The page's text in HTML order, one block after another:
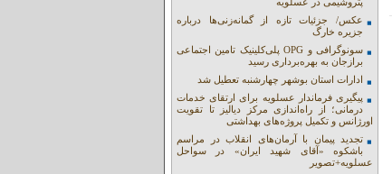
عکس/ جزئیات تازه از گمانه‌زنی‌ها درباره
جزیره خارگ
سونوگرافی و OPG پلی‌کلینیک تامین اجتماعی
برازجان به بهره‌برداری رسید
ادارات استان بوشهر چهارشنبه تعطیل شد
پیگیری فرماندار عسلویه برای ارتقای خدمات
درمانی؛ از راه‌اندازی مرکز دیالیز تا تقویت
اورژانس و تکمیل پروژه‌های بهداشتی
تجدید پیمان با آرمان‌های انقلاب در مراسم
باشکوه «آقای شهید ایران» در سواحل
عسلویه+تصویر